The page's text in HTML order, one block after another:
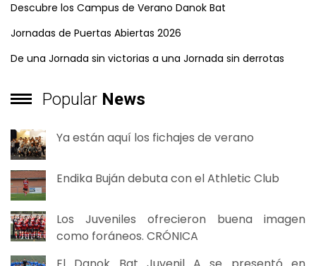
Descubre los Campus de Verano Danok Bat
Jornadas de Puertas Abiertas 2026
De una Jornada sin victorias a una Jornada sin derrotas
Popular News
Ya están aquí los fichajes de verano
Endika Buján debuta con el Athletic Club
Los Juveniles ofrecieron buena imagen
como foráneos. CRÓNICA